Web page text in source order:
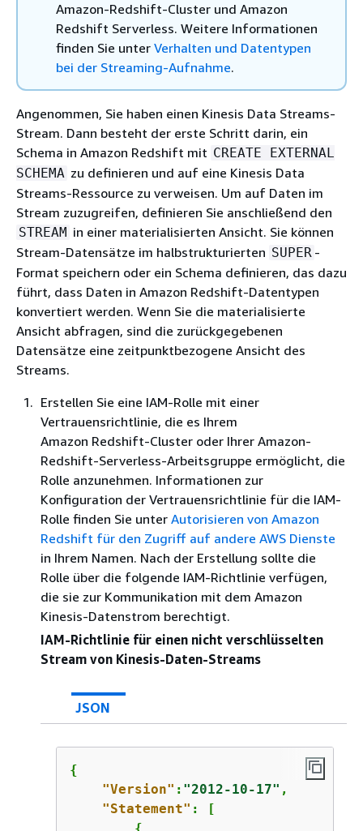
Amazon-Redshift-Cluster und Amazon
Redshift Serverless. Weitere Informationen
finden Sie unter Verhalten und Datentypen
bei der Streaming-Aufnahme.
Angenommen, Sie haben einen Kinesis Data Streams-
Stream. Dann besteht der erste Schritt darin, ein
Schema in Amazon Redshift mit CREATE EXTERNAL
SCHEMA zu definieren und auf eine Kinesis Data
Streams-Ressource zu verweisen. Um auf Daten im
Stream zuzugreifen, definieren Sie anschließend den
STREAM in einer materialisierten Ansicht. Sie können
Stream-Datensätze im halbstrukturierten SUPER -
Format speichern oder ein Schema definieren, das dazu
führt, dass Daten in Amazon Redshift-Datentypen
konvertiert werden. Wenn Sie die materialisierte
Ansicht abfragen, sind die zurückgegebenen
Datensätze eine zeitpunktbezogene Ansicht des
Streams.
Erstellen Sie eine IAM-Rolle mit einer
Vertrauensrichtlinie, die es Ihrem
Amazon Redshift-Cluster oder Ihrer Amazon-
Redshift-Serverless-Arbeitsgruppe ermöglicht, die
Rolle anzunehmen. Informationen zur
Konfiguration der Vertrauensrichtlinie für die IAM-
Rolle finden Sie unter Autorisieren von Amazon
Redshift für den Zugriff auf andere AWS Dienste
in Ihrem Namen. Nach der Erstellung sollte die
Rolle über die folgende IAM-Richtlinie verfügen,
die sie zur Kommunikation mit dem Amazon
Kinesis-Datenstrom berechtigt.
IAM-Richtlinie für einen nicht verschlüsselten
Stream von Kinesis-Daten-Streams
JSON
{
"Version" : "2012-10-17" ,
"Statement" : [